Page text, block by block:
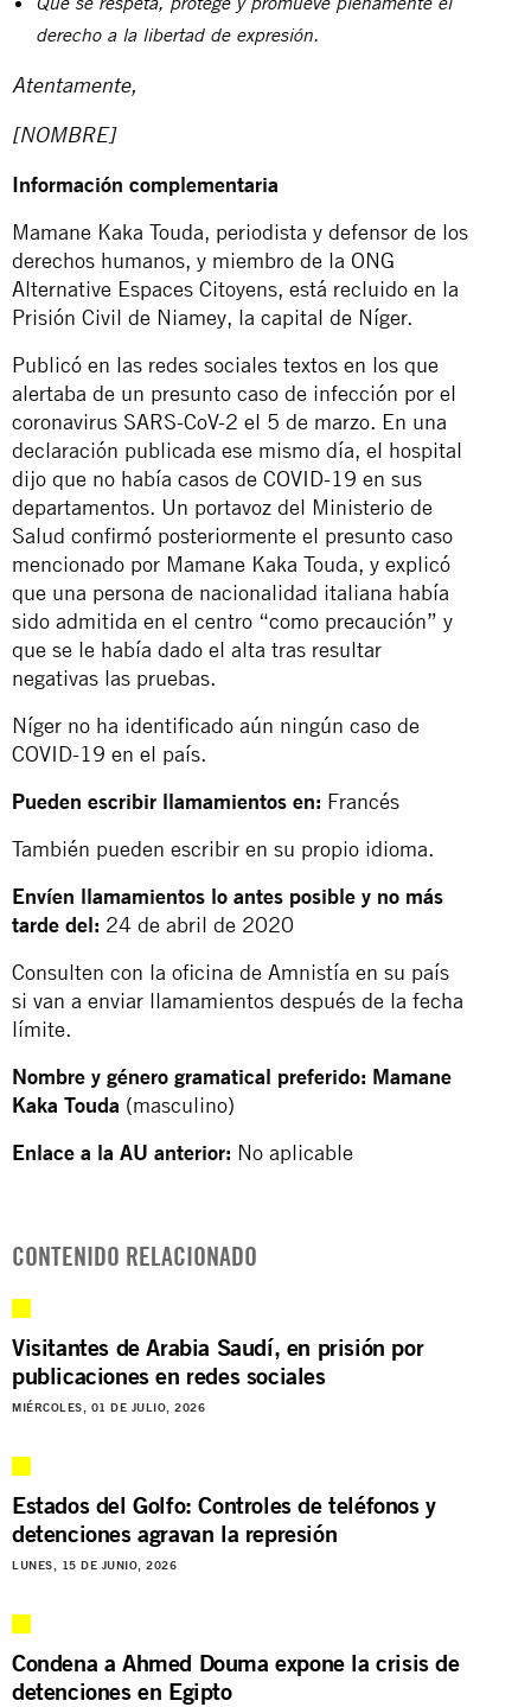
Que se respeta, protege y promueve plenamente el
derecho a la libertad de expresión.
Atentamente,
[NOMBRE]
Información complementaria
Mamane Kaka Touda, periodista y defensor de los
derechos humanos, y miembro de la ONG
Alternative Espaces Citoyens, está recluido en la
Prisión Civil de Niamey, la capital de Níger.
Publicó en las redes sociales textos en los que
alertaba de un presunto caso de infección por el
coronavirus SARS-CoV-2 el 5 de marzo. En una
declaración publicada ese mismo día, el hospital
dijo que no había casos de COVID-19 en sus
departamentos. Un portavoz del Ministerio de
Salud confirmó posteriormente el presunto caso
mencionado por Mamane Kaka Touda, y explicó
que una persona de nacionalidad italiana había
sido admitida en el centro “como precaución” y
que se le había dado el alta tras resultar
negativas las pruebas.
Níger no ha identificado aún ningún caso de
COVID-19 en el país.
Pueden escribir llamamientos en: Francés
También pueden escribir en su propio idioma.
Envíen llamamientos lo antes posible y no más
tarde del: 24 de abril de 2020
Consulten con la oficina de Amnistía en su país
si van a enviar llamamientos después de la fecha
límite.
Nombre y género gramatical preferido: Mamane
Kaka Touda (masculino)
Enlace a la AU anterior: No aplicable
CONTENIDO RELACIONADO
Visitantes de Arabia Saudí, en prisión por
publicaciones en redes sociales
MIÉRCOLES, 01 DE JULIO, 2026
Estados del Golfo: Controles de teléfonos y
detenciones agravan la represión
LUNES, 15 DE JUNIO, 2026
Condena a Ahmed Douma expone la crisis de
detenciones en Egipto